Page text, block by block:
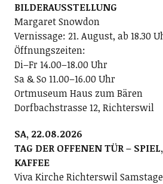
BILDERAUSSTELLUNG
Margaret Snowdon
Vernissage: 21. August, ab 18.30
Öffnungszeiten:
Di–Fr 14.00–18.00 Uhr
Sa & So 11.00–16.00 Uhr
Ortmuseum Haus zum Bären
Dorfbachstrasse 12, Richterswil
SA, 22.08.2026
TAG DER OFFENEN TÜR –
KAFFEE
Viva Kirche Richterswil